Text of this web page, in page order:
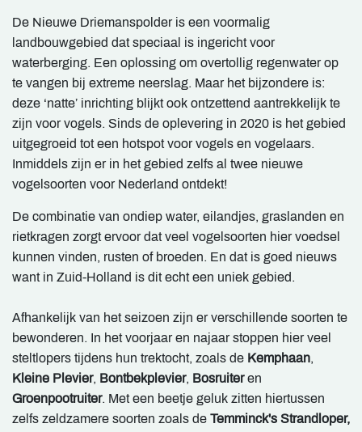
De Nieuwe Driemanspolder is een voormalig
landbouwgebied dat speciaal is ingericht voor
waterberging. Een oplossing om overtollig regenwater op
te vangen bij extreme neerslag. Maar het bijzondere is:
deze ‘natte’ inrichting blijkt ook ontzettend aantrekkelijk te
zijn voor vogels. Sinds de oplevering in 2020 is het gebied
uitgegroeid tot een hotspot voor vogels en vogelaars.
Inmiddels zijn er in het gebied zelfs al twee nieuwe
vogelsoorten voor Nederland ontdekt!
De combinatie van ondiep water, eilandjes, graslanden en
rietkragen zorgt ervoor dat veel vogelsoorten hier voedsel
kunnen vinden, rusten of broeden. En dat is goed nieuws
want in Zuid-Holland is dit echt een uniek gebied.
Afhankelijk van het seizoen zijn er verschillende soorten te
bewonderen. In het voorjaar en najaar stoppen hier veel
steltlopers tijdens hun trektocht, zoals de Kemphaan,
Kleine Plevier, Bontbekplevier, Bosruiteren
Groenpootruiter. Met een beetje geluk zitten hiertussen
zelfs zeldzamere soorten zoals de Temminck's Strandloper,